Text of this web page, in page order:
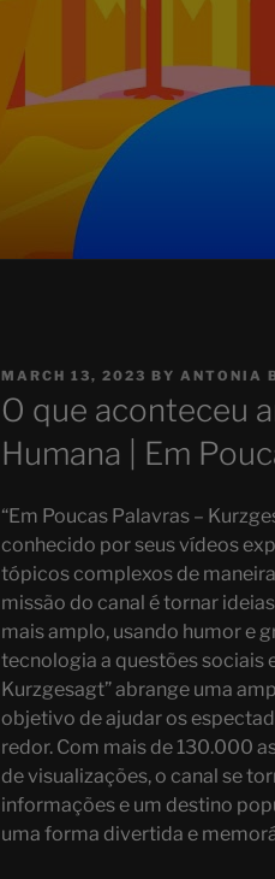
POSTED
ON
MARCH 13, 2023 BY ANTONIA
O que aconteceu
Humana | Em
“Em Poucas Palavras –
conhecido por seus vídeos
tópicos complexos de
missão do canal é tornar
mais amplo, usando humor e
tecnologia a questões sociais
Kurzgesagt” abrange uma
objetivo de ajudar os
redor. Com mais de 130.000
de visualizações, o canal se
informações e um destino
uma forma divertida e